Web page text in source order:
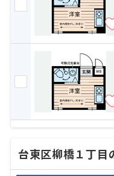
台東区柳橋１丁目